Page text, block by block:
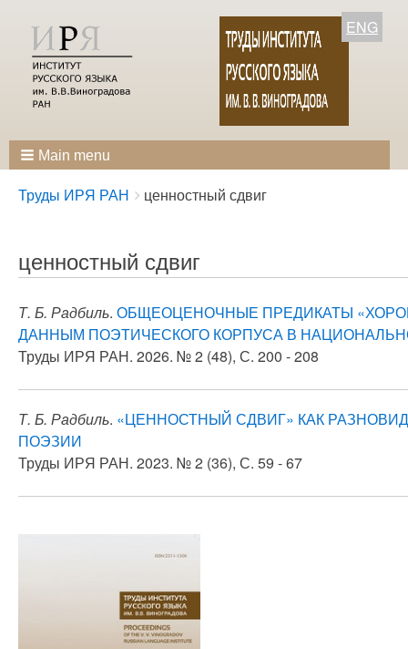
ENG
Main menu
Breadcrumbs
You
Труды ИРЯ РАН ценностный сдвиг
ценностный сдвиг
Т. Б. Радбиль. ОБЩЕОЦЕНОЧНЫЕ ПРЕДИКАТЫ
ДАННЫМ ПОЭТИЧЕСКОГО КОРПУСА В
Труды ИРЯ РАН. 2026. № 2 (48), С. 200 - 208
Т. Б. Радбиль. «ЦЕННОСТНЫЙ СДВИГ» КАК
ПОЭЗИИ
Труды ИРЯ РАН. 2023. № 2 (36), С. 59 - 67